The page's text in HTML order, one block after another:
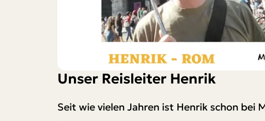
Unser Reisleiter Henrik
Seit wie vielen Jahren ist Henrik schon bei